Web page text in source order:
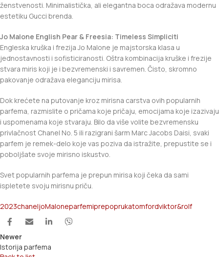
ženstvenosti. Minimalistička, ali elegantna boca odražava modernu
estetiku Gucci brenda.
Jo Malone English Pear & Freesia: Timeless Simpliciti
Engleska kruška i frezija Jo Malone je majstorska klasa u
jednostavnosti i sofisticiranosti. Oštra kombinacija kruške i frezije
stvara miris koji je i bezvremenski i savremen. Čisto, skromno
pakovanje odražava eleganciju mirisa.
Dok krećete na putovanje kroz mirisna carstva ovih popularnih
parfema, razmislite o pričama koje pričaju, emocijama koje izazivaju
i uspomenama koje stvaraju. Bilo da više volite bezvremensku
privlačnost Chanel No. 5 ili razigrani šarm Marc Jacobs Daisi, svaki
parfem je remek-delo koje vas poziva da istražite, prepustite se i
poboljšate svoje mirisno iskustvo.
Svet popularnih parfema je prepun mirisa koji čeka da sami
ispletete svoju mirisnu priču.
2023chaneljoMaloneparfemiprepoprukatomfordviktor&rolf
Newer
Istorija parfema